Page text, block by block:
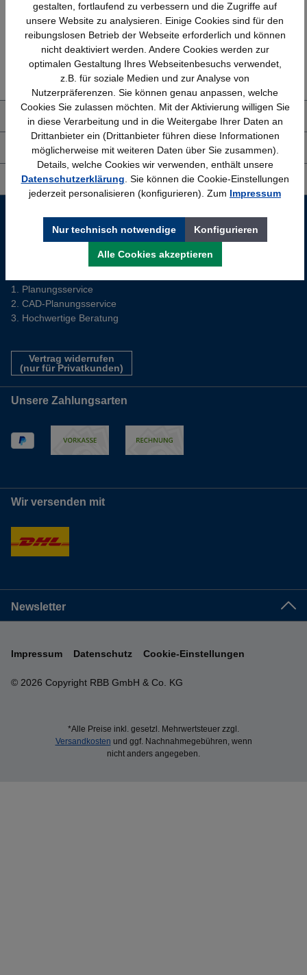
Über uns
Shop Service
Informationen
Sie planen ein neues Büro? Wir helfen Ihnen kostenlos dabei.
Tel. (04205) 63 59 40
Planungsservice
CAD-Planungsservice
Hochwertige Beratung
Vertrag widerrufen
(nur für Privatkunden)
Unsere Zahlungsarten
Wir versenden mit
Newsletter
© 2026 Copyright RBB GmbH & Co. KG
Impressum Datenschutz Cookie-Einstellungen
*Alle Preise inkl. gesetzl. Mehrwertsteuer zzgl.
Versandkosten und ggf. Nachnahmegebühren, wenn
nicht anders angegeben.
gestalten, fortlaufend zu verbessern und die Zugriffe auf
unsere Website zu analysieren. Einige Cookies sind für den
reibungslosen Betrieb der Webseite erforderlich und können
nicht deaktiviert werden. Andere Cookies werden zur
optimalen Gestaltung Ihres Webseitenbesuchs verwendet,
z.B. für soziale Medien und zur Analyse von
Nutzerpräferenzen. Sie können genau anpassen, welche
Cookies Sie zulassen möchten. Mit der Aktivierung willigen Sie
in diese Verarbeitung und in die Weitergabe Ihrer Daten an
Drittanbieter ein (Drittanbieter führen diese Informationen
möglicherweise mit weiteren Daten über Sie zusammen).
Details, welche Cookies wir verwenden, enthält unsere
Datenschutzerklärung . Sie können die Cookie-Einstellungen
jederzeit personalisieren (konfigurieren). Zum Impressum
Nur technisch notwendige Konfigurieren
Alle Cookies akzeptieren